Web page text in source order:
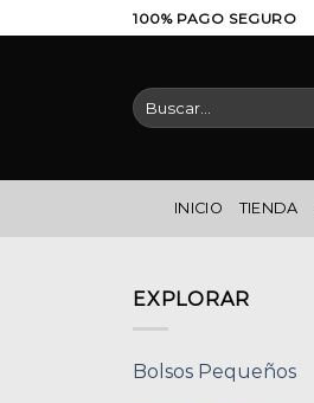
al
100% PAGO SEGURO
Buscar
por:
INICIO TIENDA
EXPLORAR
Bolsos Pequeños